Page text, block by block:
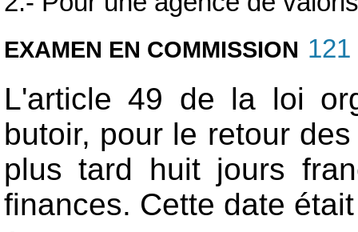
EXAMEN EN COMMISSION 121
L'article 49 de la loi
butoir, pour le retour
plus tard huit jours
finances. Cette date